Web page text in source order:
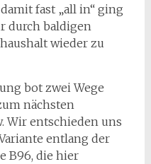
fast „all in“ ging
durch baldigen
wieder zu
bot zwei Wege
nächsten
Wir entschieden uns
entlang der
B96, die hier